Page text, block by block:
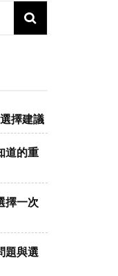
擇建議
道的重
擇一次
題與選